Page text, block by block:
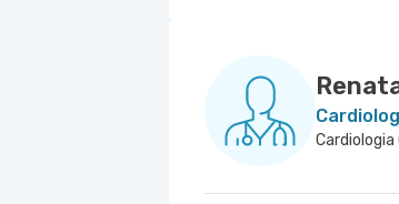
Cardiologia